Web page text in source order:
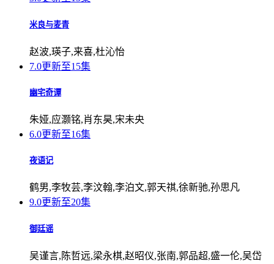
米良与麦青
赵波,瑛子,来喜,杜沁怡
7.0更新至15集
幽宅奇谭
朱娅,应灏铭,肖东昊,宋未央
6.0更新至16集
夜语记
鹤男,李牧芸,李汶翰,李泊文,郭天祺,徐新驰,孙思凡
9.0更新至20集
御廷谣
吴谨言,陈哲远,梁永棋,赵昭仪,张南,郭品超,盛一伦,吴岱